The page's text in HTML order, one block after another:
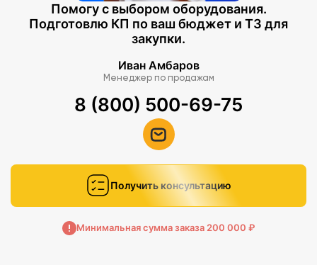
Помогу с выбором оборудования.
Подготовлю КП по ваш бюджет и ТЗ для
закупки.
Иван Амбаров
Менеджер по продажам
8 (800) 500-69-75
Получить консультацию
Минимальная сумма заказа 200 000 ₽